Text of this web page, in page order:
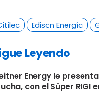
Edison Energía
Leyendo
Energy le
con el Súper RIGI